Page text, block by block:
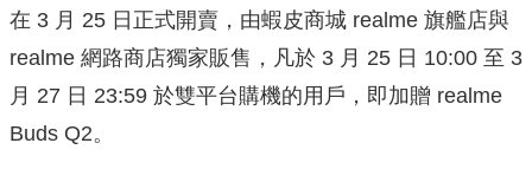
在 3 月 25 日正式開賣，由蝦皮商城 realme 旗艦店與
realme 網路商店獨家販售，凡於 3 月 25 日 10:00 至 3
月 27 日 23:59 於雙平台購機的用戶，即加贈 realme
Buds Q2。